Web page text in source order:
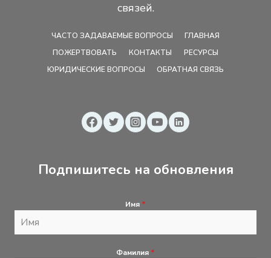
связей.
ЧАСТО ЗАДАВАЕМЫЕ ВОПРОСЫ
ГЛАВНАЯ
ПОЖЕРТВОВАТЬ
КОНТАКТЫ
РЕСУРСЫ
ЮРИДИЧЕСКИЕ ВОПРОСЫ
ОБРАТНАЯ СВЯЗЬ
Подпишитесь на обновления
Имя *
Фамилия *